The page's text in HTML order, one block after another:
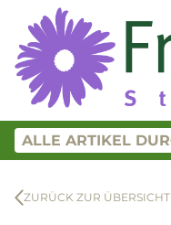
ZURÜCK ZUR ÜBERSICHT